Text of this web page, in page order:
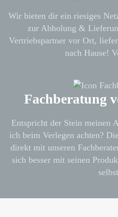
Wir bieten dir ein riesiges
zur Abholung &
Vertriebspartner vor Ort,
nach Hause!
Fachberatung
Entspricht der Stein meinen
ich beim Verlegen achten?
direkt mit unseren
sich besser mit seinen